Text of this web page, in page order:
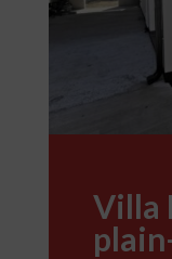
Villa